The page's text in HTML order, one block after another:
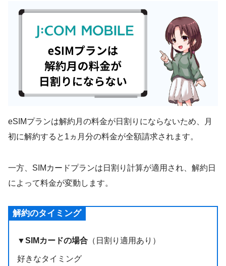
eSIMプランは解約月の料金が日割りにならないため、月
初に解約すると1ヵ月分の料金が全額請求されます。
一方、SIMカードプランは日割り計算が適用され、解約日
によって料金が変動します。
解約のタイミング
▼SIMカードの場合 （日割り適用あり）
好きなタイミング